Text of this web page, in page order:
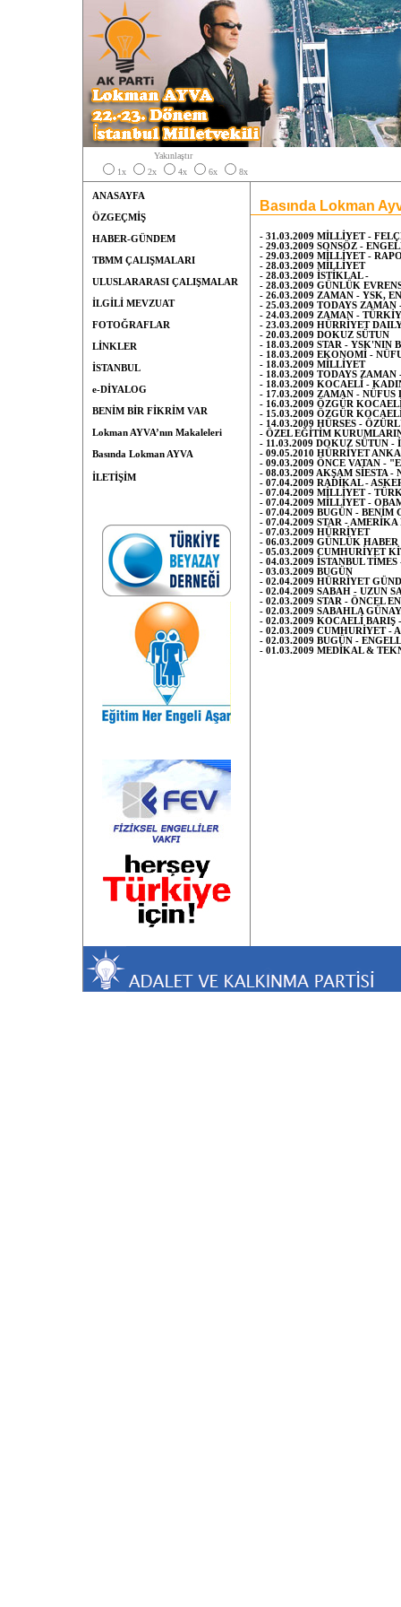
Yakınlaştır
1x
2x 4x 6x 8x
ANASAYFA
ÖZGEÇMİŞ
HABER-GÜNDEM
TBMM ÇALIŞMALARI
ULUSLARARASI ÇALIŞMALAR
İLGİLİ MEVZUAT
FOTOĞRAFLAR
LİNKLER
İSTANBUL
e-DİYALOG
BENİM BİR FİKRİM VAR
Lokman AYVA’nın Makaleleri
Basında Lokman AYVA
İLETİŞİM
Basında Lokman
- 31.03.2009 MİLLİYET -
- 29.03.2009 SONSÖZ -
- 29.03.2009 MİLLİYET -
- 28.03.2009 MİLLİYET
- 28.03.2009 İSTİKLAL -
- 28.03.2009 GÜNLÜK
- 26.03.2009 ZAMAN - YSK,
- 25.03.2009 TODAYS
- 24.03.2009 ZAMAN -
- 23.03.2009 HÜRRİYET
- 20.03.2009 DOKUZ SÜTUN
- 18.03.2009 STAR - YSK'NIN
- 18.03.2009 EKONOMİ -
- 18.03.2009 MİLLİYET
- 18.03.2009 TODAYS
- 18.03.2009 KOCAELİ -
- 17.03.2009 ZAMAN -
- 16.03.2009 ÖZGÜR
- 15.03.2009 ÖZGÜR
- 14.03.2009 HÜRSES -
- ÖZEL EĞİTİM
- 11.03.2009 DOKUZ SÜTUN
- 09.05.2010 HÜRRİYET
- 09.03.2009 ÖNCE VATAN -
- 08.03.2009 AKŞAM SİESTA
- 07.04.2009 RADİKAL -
- 07.04.2009 MİLLİYET -
- 07.04.2009 MİLLİYET -
- 07.04.2009 BUGÜN -
- 07.04.2009 STAR -
- 07.03.2009 HÜRRİYET
- 06.03.2009 GÜNLÜK
- 05.03.2009 CUMHURİYET
- 04.03.2009 İSTANBUL
- 03.03.2009 BUGÜN
- 02.04.2009 HÜRRİYET
- 02.04.2009 SABAH - UZUN
- 02.03.2009 STAR - ÖNCEL
- 02.03.2009 SABAHLA
- 02.03.2009 KOCAELİ BARIŞ
- 02.03.2009 CUMHURİYET -
- 02.03.2009 BUGÜN -
- 01.03.2009 MEDİKAL &